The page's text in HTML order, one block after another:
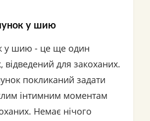
у шию
у шию - це ще один
відведений для закоханих.
покликаний задати
інтимним моментам
Немає нічого